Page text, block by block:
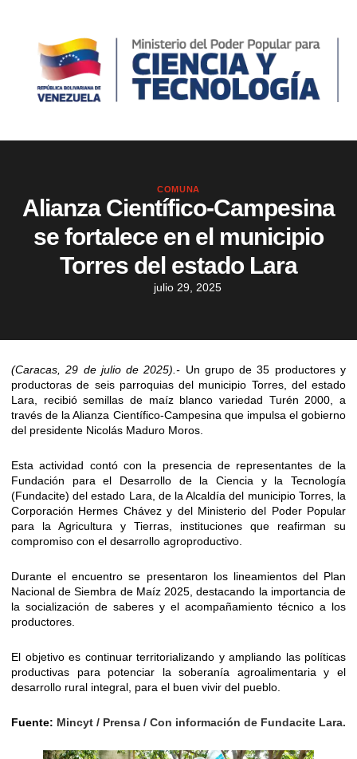
COMUNA
Alianza Científico-Campesina
se fortalece en el municipio
Torres del estado Lara
julio 29, 2025
(Caracas, 29 de julio de 2025).- Un grupo de 35 productores y
productoras de seis parroquias del municipio Torres, del estado
Lara, recibió semillas de maíz blanco variedad Turén 2000, a
través de la Alianza Científico-Campesina que impulsa el gobierno
del presidente Nicolás Maduro Moros.
Esta actividad contó con la presencia de representantes de la
Fundación para el Desarrollo de la Ciencia y la Tecnología
(Fundacite) del estado Lara, de la Alcaldía del municipio Torres, la
Corporación Hermes Chávez y del Ministerio del Poder Popular
para la Agricultura y Tierras, instituciones que reafirman su
compromiso con el desarrollo agroproductivo.
Durante el encuentro se presentaron los lineamientos del Plan
Nacional de Siembra de Maíz 2025, destacando la importancia de
la socialización de saberes y el acompañamiento técnico a los
productores.
El objetivo es continuar territorializando y ampliando las políticas
productivas para potenciar la soberanía agroalimentaria y el
desarrollo rural integral, para el buen vivir del pueblo.
Fuente: Mincyt / Prensa / Con información de Fundacite Lara.